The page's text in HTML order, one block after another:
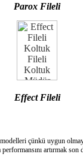
Parox Fileli
Effect Fileli
çünkü uygun
performansını artırmak